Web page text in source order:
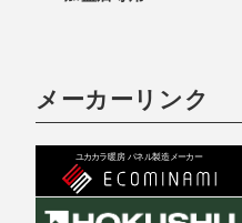
メーカーリンク